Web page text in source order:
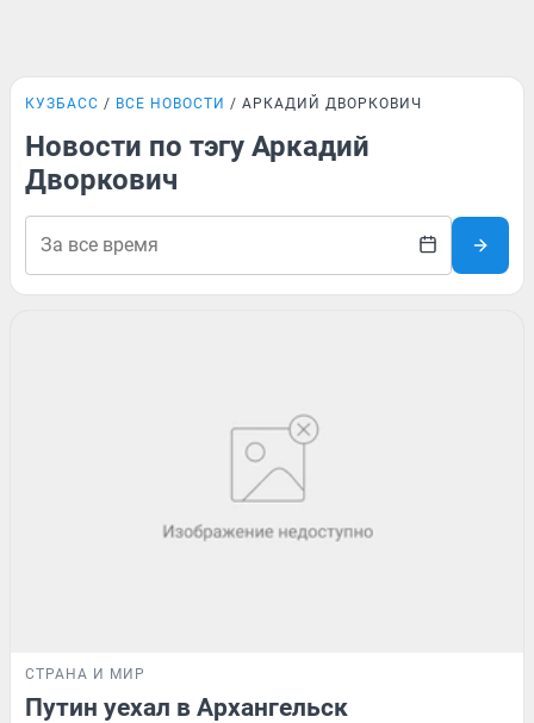
КУЗБАСС ВСЕ НОВОСТИ АРКАДИЙ ДВОРКОВИЧ
Новости по тэгу Аркадий
Дворкович
СТРАНА И МИР
Путин уехал в Архангельск